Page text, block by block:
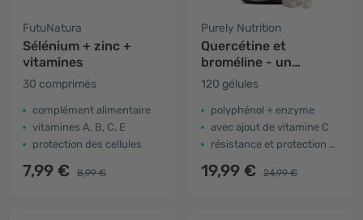
FutuNatura
Sélénium + zinc +
vitamines
30 comprimés
complément alimentaire
vitamines A, B, C, E
protection des cellules
7,99 € 8,99 €
Purely Nutrition
Quercétine et
broméline - un
complexe pour le
système immunitaire
120 gélules
polyphénol + enzyme
avec ajout de vitamine C
résistance et protection antioxydante
19,99 € 24,99 €